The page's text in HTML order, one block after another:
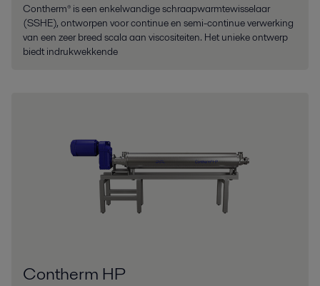
Contherm® is een enkelwandige schraapwarmtewisselaar
(SSHE), ontworpen voor continue en semi-continue verwerking
van een zeer breed scala aan viscositeiten. Het unieke ontwerp
biedt indrukwekkende
Contherm HP